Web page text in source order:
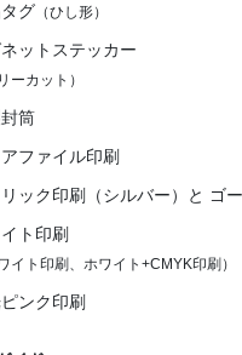
グ （ひし形）
ットステッカー
ーカット）
筒
ファイル印刷
リック印刷（シルバー）と ゴ
ト印刷
イト印刷、ホワイト+CMYK印刷）
ンク印刷